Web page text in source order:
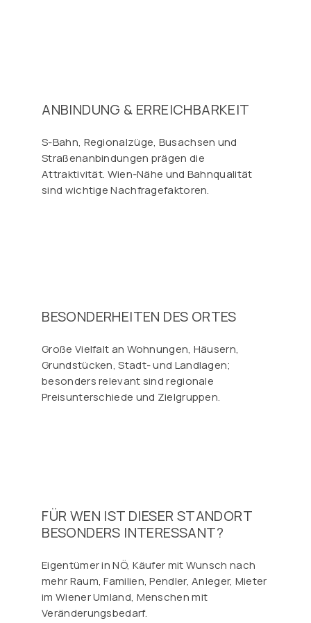
ANBINDUNG & ERREICHBARKEIT
S-Bahn, Regionalzüge, Busachsen und
Straßenanbindungen prägen die
Attraktivität. Wien-Nähe und Bahnqualität
sind wichtige Nachfragefaktoren.
BESONDERHEITEN DES ORTES
Große Vielfalt an Wohnungen, Häusern,
Grundstücken, Stadt- und Landlagen;
besonders relevant sind regionale
Preisunterschiede und Zielgruppen.
FÜR WEN IST DIESER STANDORT
BESONDERS INTERESSANT?
Eigentümer in NÖ, Käufer mit Wunsch nach
mehr Raum, Familien, Pendler, Anleger, Mieter
im Wiener Umland, Menschen mit
Veränderungsbedarf.